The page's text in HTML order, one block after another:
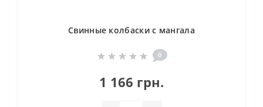
Свинные колбаски с мангала
0
1 166 грн.